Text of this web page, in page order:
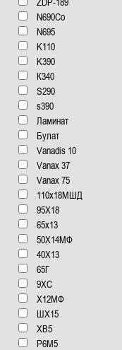
N690Co
N695
K110
K390
К340
S290
s390
Ламинат
Булат
Vanadis 10
Vanax 37
Vanax 75
110x18МШД
95Х18
65x13
50Х14МФ
40Х13
65Г
9ХС
Х12МФ
ШХ15
ХВ5
Р6М5